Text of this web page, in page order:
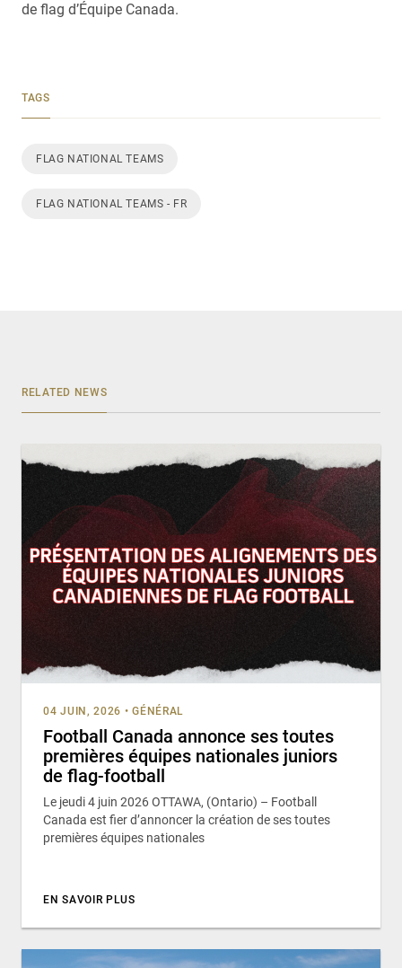
de flag d’Équipe Canada.
TAGS
FLAG NATIONAL TEAMS
FLAG NATIONAL TEAMS - FR
RELATED NEWS
04 JUIN, 2026 • GÉNÉRAL
Football Canada annonce ses toutes
premières équipes nationales juniors
de flag-football
Le jeudi 4 juin 2026 OTTAWA, (Ontario) – Football
Canada est fier d’annoncer la création de ses toutes
premières équipes nationales
EN SAVOIR PLUS